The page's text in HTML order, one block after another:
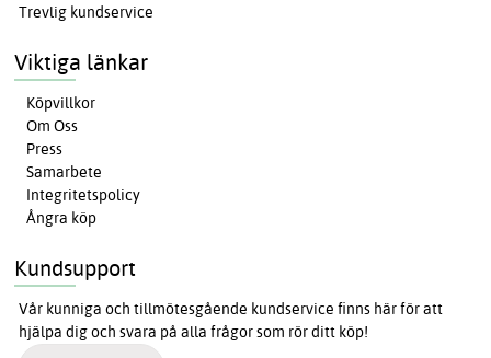
Trevlig kundservice
Viktiga länkar
Köpvillkor
Om Oss
Press
Samarbete
Integritetspolicy
Ångra köp
Kundsupport
Vår kunniga och tillmötesgående kundservice finns här för att
hjälpa dig och svara på alla frågor som rör ditt köp!